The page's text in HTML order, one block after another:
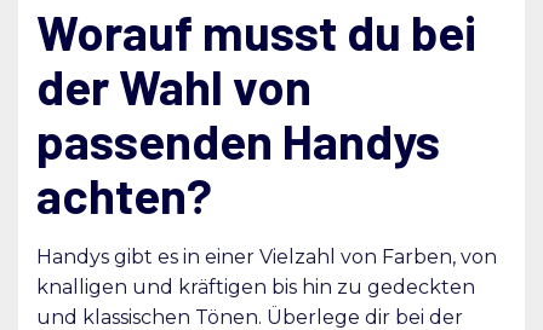
Worauf musst du bei
der Wahl von
passenden Handys
achten?
Handys gibt es in einer Vielzahl von Farben, von
knalligen und kräftigen bis hin zu gedeckten
und klassischen Tönen. Überlege dir bei der